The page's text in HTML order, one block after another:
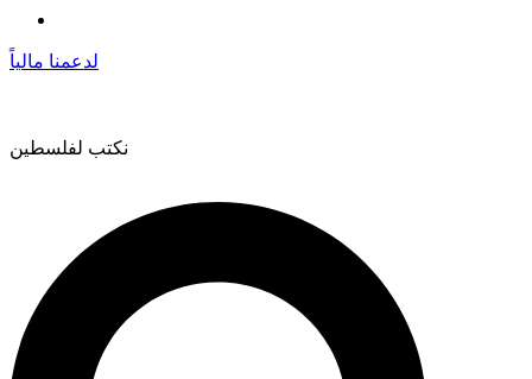
لدعمنا مالياً
نكتب لفلسطين